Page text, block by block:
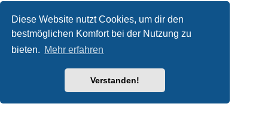
Diese Website nutzt Cookies, um dir den
bestmöglichen Komfort bei der Nutzung zu
bieten. Mehr erfahren
Verstanden!